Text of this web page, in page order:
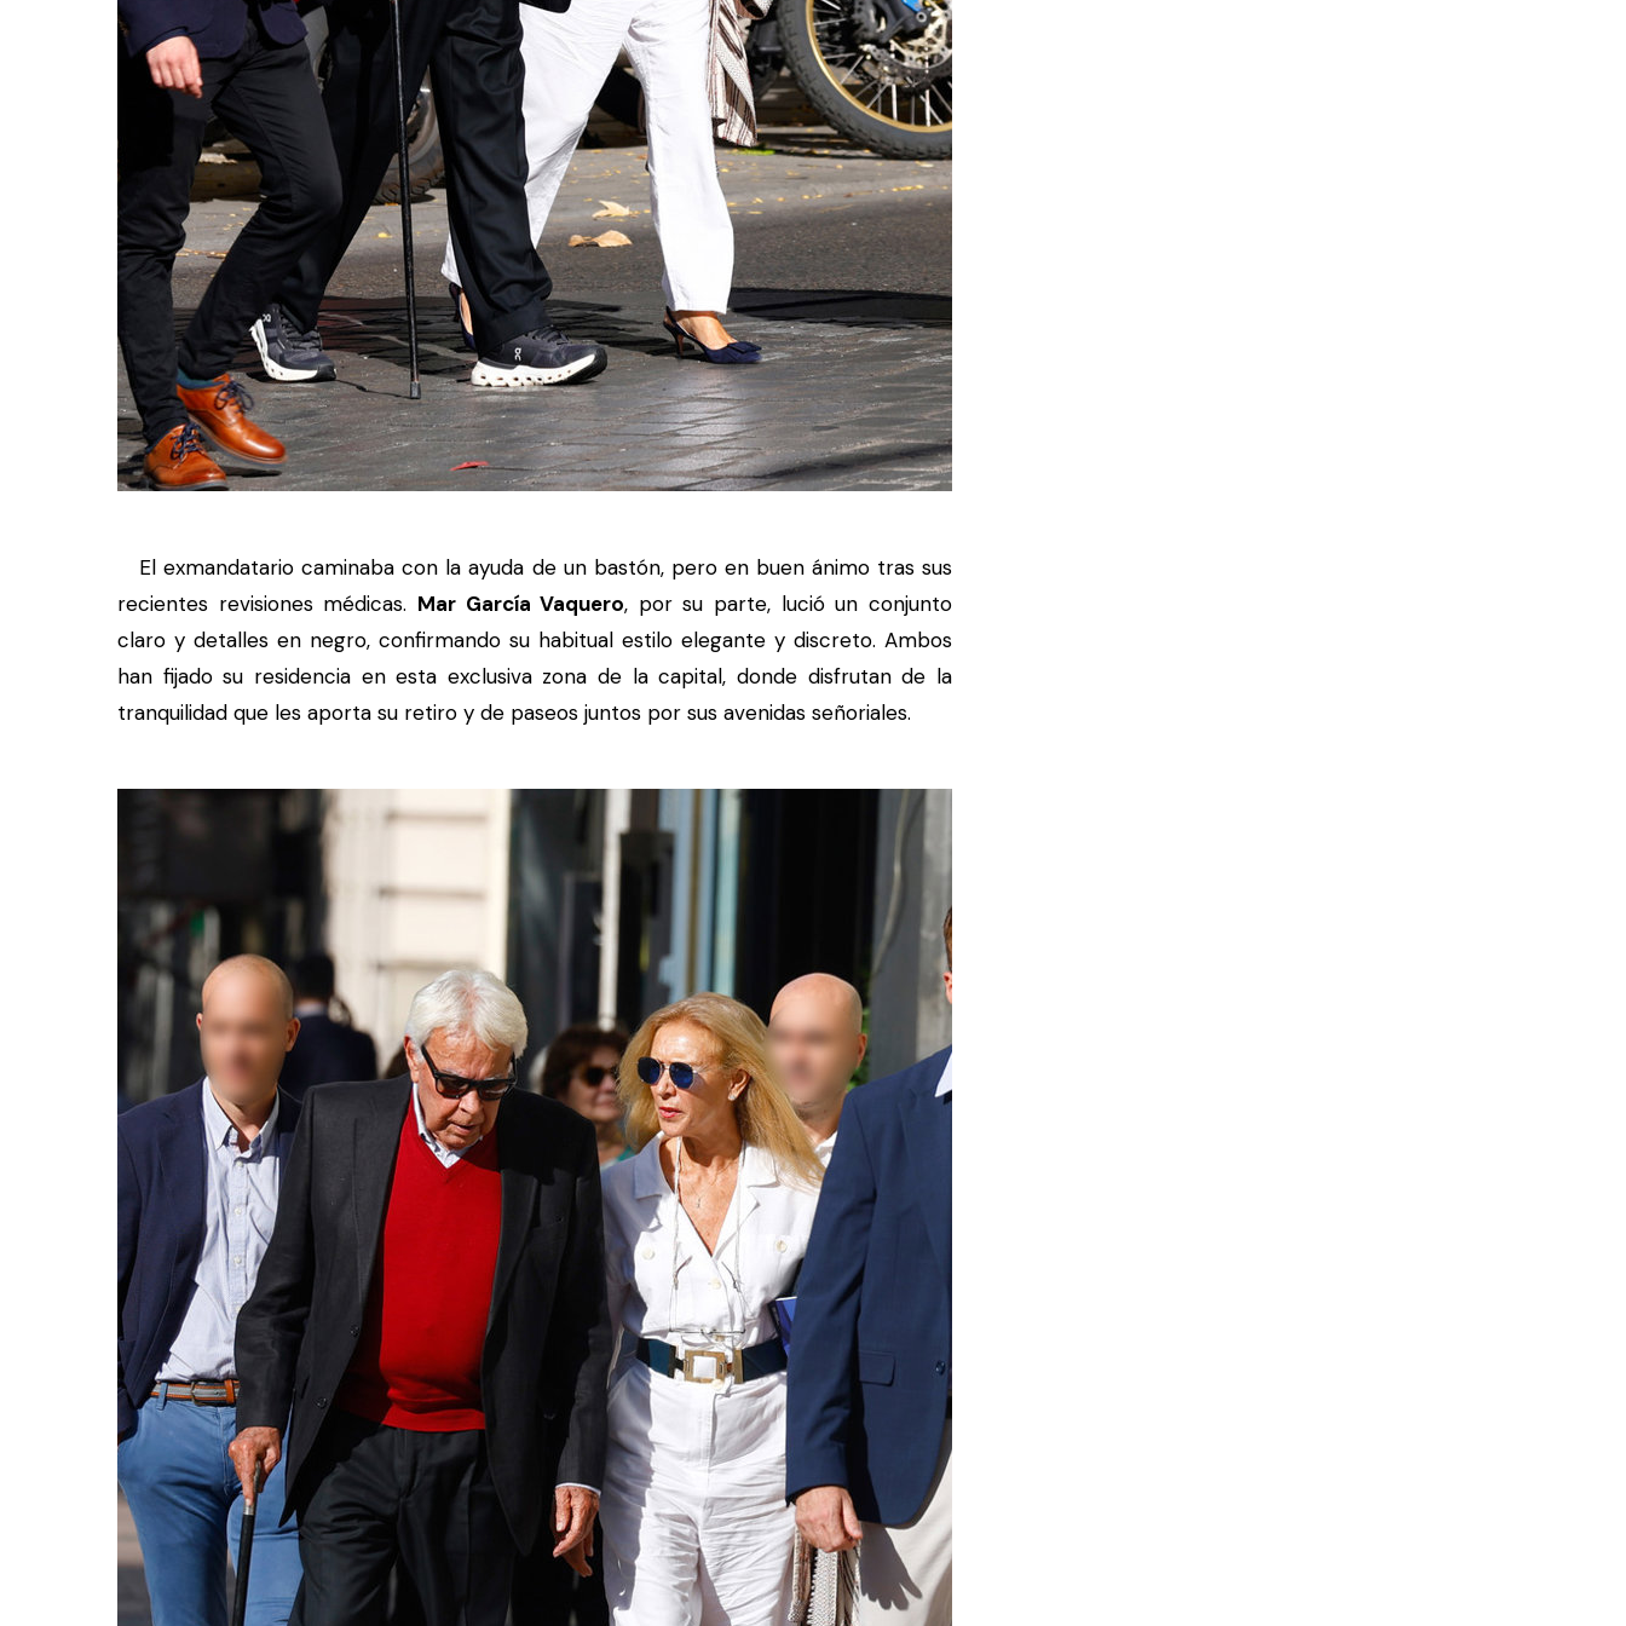
El exmandatario caminaba con la ayuda de un bastón, pero en buen ánimo tras sus
recientes revisiones médicas. Mar García Vaquero, por su parte, lució un conjunto
claro y detalles en negro, confirmando su habitual estilo elegante y discreto. Ambos
han fijado su residencia en esta exclusiva zona de la capital, donde disfrutan de la
tranquilidad que les aporta su retiro y de paseos juntos por sus avenidas señoriales.